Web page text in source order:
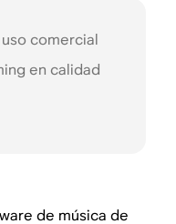
comercial
en calidad
de música de